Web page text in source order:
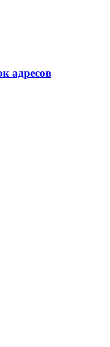
адресов